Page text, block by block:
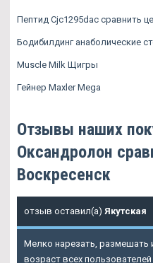
Пептид Cjc1295dac сравнить
Бодибилдинг анаболические
Muscle Milk Щигры
Гейнер Maxler Mega
Отзывы наших
Оксандролон
Воскресенск
отзыв оставил(а) Якутская
Мелко нарезать, размешать
возраст всех